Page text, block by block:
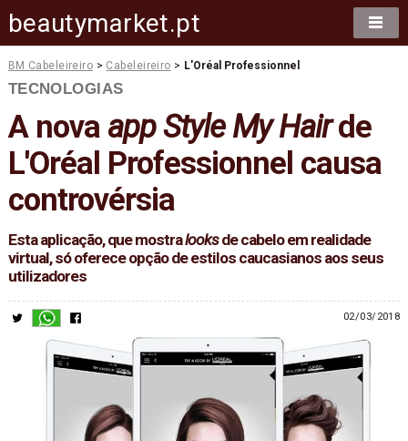
beautymarket.pt
BM Cabeleireiro > Cabeleireiro > L'Oréal Professionnel
TECNOLOGIAS
A nova app Style My Hairde
L'Oréal Professionnel causa
controvérsia
Esta aplicação, que mostralooksde cabelo em realidade
virtual, só oferece opção de estilos caucasianos aos seus
utilizadores
02/03/2018